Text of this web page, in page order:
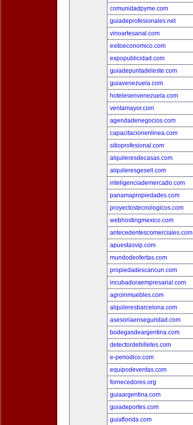
comunidadpyme.com
guiadeprofesionales.net
vinoartesanal.com
exitoeconomico.com
expopublicidad.com
guiadepuntadeleste.com
guiavenezuela.com
hotelesenvenezuela.com
ventamayor.com
agendadenegocios.com
capacitacionenlinea.com
sitioprofesional.com
alquileresdecasas.com
alquileresgesell.com
inteligenciademercado.com
panamapropiedades.com
proyectostecnologicos.com
webhostingmexico.com
antecedentescomerciales.com
apuestasvip.com
mundodeofertas.com
propiedadescancun.com
incubadoraempresarial.com
agroinmuebles.com
alquileresbarcelona.com
asesoriaenseguridad.com
bodegasdeargentina.com
detectordebilletes.com
e-periodico.com
equipodeventas.com
fornecedores.org
guiaargentina.com
guiadeportes.com
guiaflorida.com